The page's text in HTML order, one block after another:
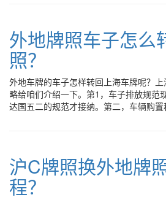
外地牌照车子怎么
照？
外地车牌的车子怎样转回上海车牌呢？
略给咱们介绍一下。第1，车子排放规范
达国五二的规范才接纳。第二，车辆购
沪C牌照换外地牌
程？